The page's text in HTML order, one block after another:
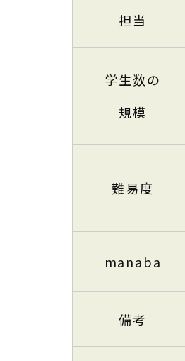
担当
学生数の
規模
難易度
manaba
備考